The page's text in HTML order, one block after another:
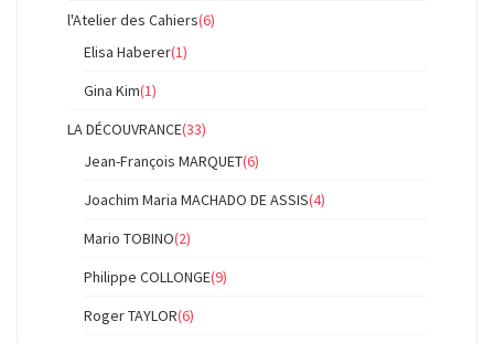
l'Atelier des Cahiers(6)
Elisa Haberer(1)
Gina Kim(1)
LA DÉCOUVRANCE(33)
Jean-François MARQUET(6)
Joachim Maria MACHADO DE ASSIS(4)
Mario TOBINO(2)
Philippe COLLONGE(9)
Roger TAYLOR(6)